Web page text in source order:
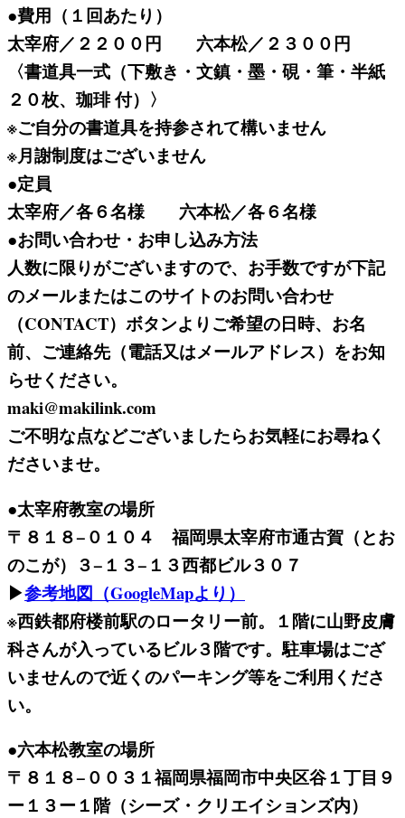
●費用（１回あたり）
太宰府／２２００円 六本松／２３００円
〈書道具一式（下敷き・文鎮・墨・硯・筆・半紙
２０枚、珈琲 付）〉
※ご自分の書道具を持参されて構いません
※月謝制度はございません
●定員
太宰府／各６名様 六本松／各６名様
●お問い合わせ・お申し込み方法
人数に限りがございますので、お手数ですが下記
のメールまたはこのサイトのお問い合わせ
（CONTACT）ボタンよりご希望の日時、お名
前、ご連絡先（電話又はメールアドレス）をお知
らせください。
maki@makilink.com
ご不明な点などございましたらお気軽にお尋ねく
ださいませ。
●太宰府教室の場所
〒８１８−０１０４ 福岡県太宰府市通古賀（とお
のこが）３−１３−１３西都ビル３０７
▶参考地図（GoogleMapより）
※西鉄都府楼前駅のロータリー前。１階に山野皮膚
科さんが入っているビル３階です。駐車場はござ
いませんので近くのパーキング等をご利用くださ
い。
●六本松教室の場所
〒８１８−００３１福岡県福岡市中央区谷１丁目９
ー１３ー１階（シーズ・クリエイションズ内）